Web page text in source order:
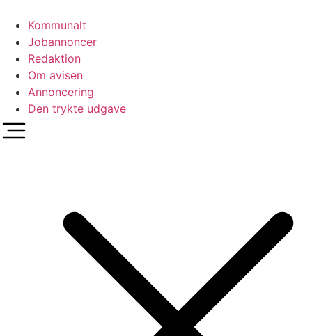
indhold
Kommunalt
Jobannoncer
Redaktion
Om avisen
Annoncering
Den trykte udgave